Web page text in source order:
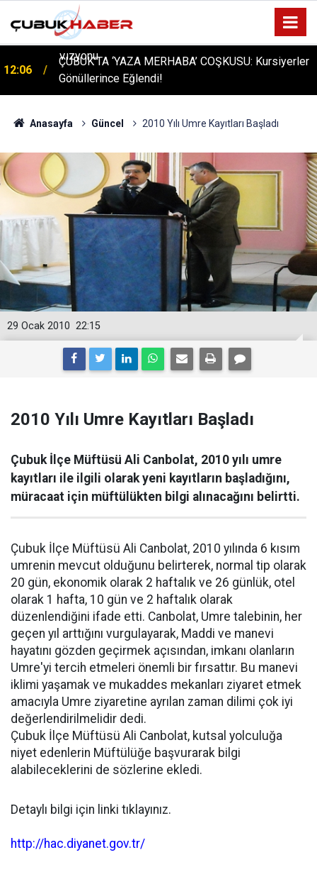
12:06
ÇUBUK’TA ‘YAZA MERHABA’ COŞKUSU: Kursiyerler
Gönüllerince Eğlendi!
Anasayfa Güncel 2010 Yılı Umre Kayıtları Başladı
22:15
29 Ocak 2010
2010 Yılı Umre Kayıtları Başladı
Çubuk İlçe Müftüsü Ali Canbolat, 2010 yılı umre
kayıtları ile ilgili olarak yeni kayıtların başladığını,
müracaat için müftülükten bilgi alınacağını belirtti.
Çubuk İlçe Müftüsü Ali Canbolat, 2010 yılında 6 kısım
umrenin mevcut olduğunu belirterek, normal tip olarak
20 gün, ekonomik olarak 2 haftalık ve 26 günlük, otel
olarak 1 hafta, 10 gün ve 2 haftalık olarak
düzenlendiğini ifade etti. Canbolat, Umre talebinin, her
geçen yıl arttığını vurgulayarak, Maddi ve manevi
hayatını gözden geçirmek açısından, imkanı olanların
Umre'yi tercih etmeleri önemli bir fırsattır. Bu manevi
iklimi yaşamak ve mukaddes mekanları ziyaret etmek
amacıyla Umre ziyaretine ayrılan zaman dilimi çok iyi
değerlendirilmelidir dedi.
Çubuk İlçe Müftüsü Ali Canbolat, kutsal yolculuğa
niyet edenlerin Müftülüğe başvurarak bilgi
alabileceklerini de sözlerine ekledi.
Detaylı bilgi için linki tıklayınız.
http://hac.diyanet.gov.tr/